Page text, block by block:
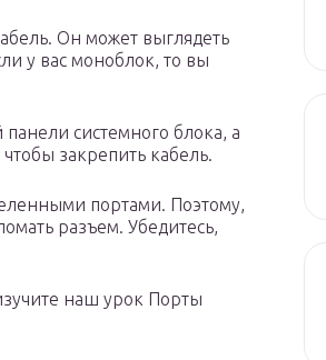
Он может выглядеть
у вас моноблок, то вы
системного блока, а
закрепить кабель.
портами. Поэтому,
разъем. Убедитесь,
наш урок Порты